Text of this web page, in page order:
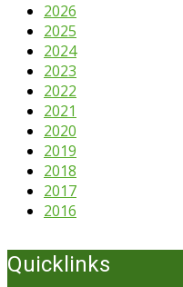
2026
2025
2024
2023
2022
2021
2020
2019
2018
2017
2016
Quicklinks